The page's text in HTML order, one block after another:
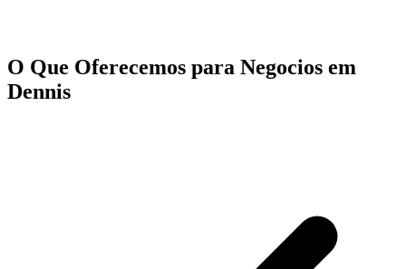
O Que Oferecemos para Negocios em
Dennis